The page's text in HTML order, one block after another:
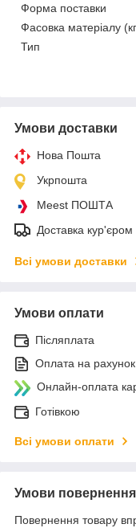
Форма поставки
Фасовка матеріалу
Тип
Умови доставки
Нова Пошта
Укрпошта
Meest ПОШТА
Доставка кур'єром
Всі умови доставки
Умови оплати
Післяплата
Оплата на рахунок
Онлайн-оплата
Готівкою
Всі умови оплати
Умови повернення
Повернення товару